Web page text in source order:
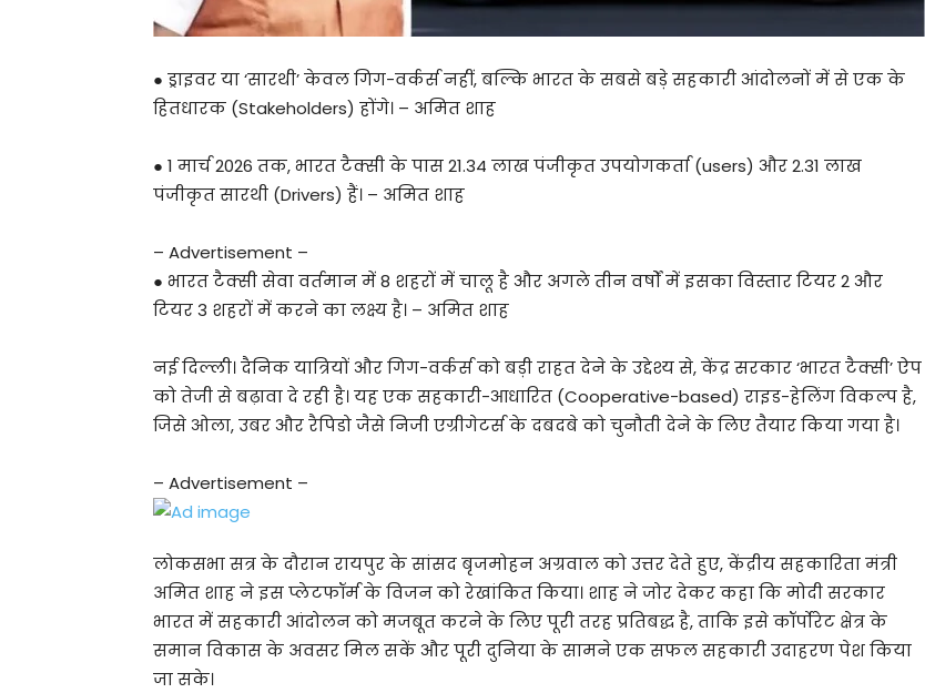
● ड्राइवर या ‘सारथी’ केवल गिग-वर्कर्स नहीं, बल्कि भारत के सबसे बड़े सहकारी आंदोलनों में से एक के
हितधारक (Stakeholders) होंगे। – अमित शाह
● 1 मार्च 2026 तक, भारत टैक्सी के पास 21.34 लाख पंजीकृत उपयोगकर्ता (users) और 2.31 लाख
पंजीकृत सारथी (Drivers) हैं। – अमित शाह
– Advertisement –
● भारत टैक्सी सेवा वर्तमान में 8 शहरों में चालू है और अगले तीन वर्षों में इसका विस्तार टियर 2 और
टियर 3 शहरों में करने का लक्ष्य है। – अमित शाह
नई दिल्ली। दैनिक यात्रियों और गिग-वर्कर्स को बड़ी राहत देने के उद्देश्य से, केंद्र सरकार ‘भारत टैक्सी’ ऐप
को तेजी से बढ़ावा दे रही है। यह एक सहकारी-आधारित (Cooperative-based) राइड-हेलिंग विकल्प है,
जिसे ओला, उबर और रैपिडो जैसे निजी एग्रीगेटर्स के दबदबे को चुनौती देने के लिए तैयार किया गया है।
– Advertisement –
लोकसभा सत्र के दौरान रायपुर के सांसद बृजमोहन अग्रवाल को उत्तर देते हुए, केंद्रीय सहकारिता मंत्री
अमित शाह ने इस प्लेटफॉर्म के विजन को रेखांकित किया। शाह ने जोर देकर कहा कि मोदी सरकार
भारत में सहकारी आंदोलन को मजबूत करने के लिए पूरी तरह प्रतिबद्ध है, ताकि इसे कॉर्पोरेट क्षेत्र के
समान विकास के अवसर मिल सकें और पूरी दुनिया के सामने एक सफल सहकारी उदाहरण पेश किया
जा सके।